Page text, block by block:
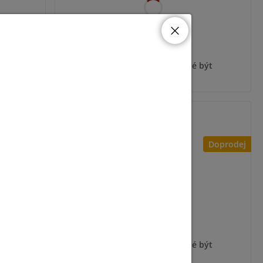
Pro zobrazení informací je nutné být
Doprodej
Pro zobrazení informací je nutné být